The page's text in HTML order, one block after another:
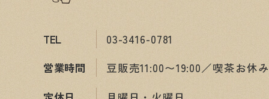
TEL
03-3416-0781
営業時間
豆販売11:00〜19:00／喫茶お休